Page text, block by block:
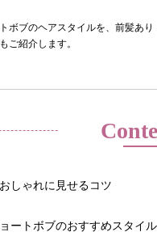
ボブのヘアスタイルを、前髪あ
ご紹介します。
しゃれに見せるコツ
ートボブのおすすめスタイル